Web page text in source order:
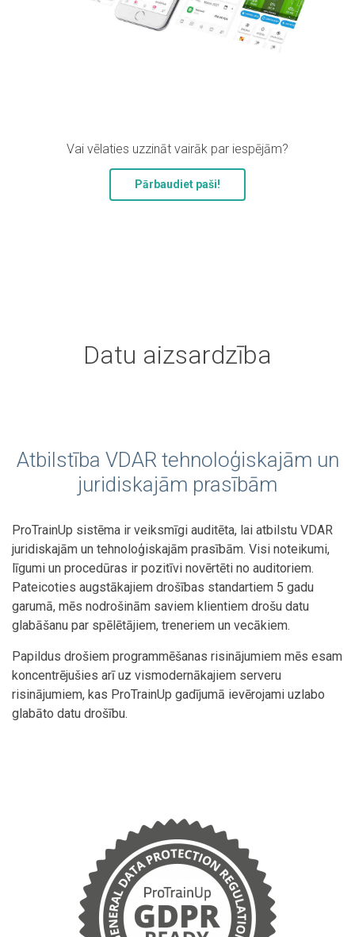
Vai vēlaties uzzināt vairāk par iespējām?
Pārbaudiet paši!
Datu aizsardzība
Atbilstība VDAR tehnoloģiskajām un
juridiskajām prasībām
ProTrainUp sistēma ir veiksmīgi auditēta, lai atbilstu VDAR
juridiskajām un tehnoloģiskajām prasībām. Visi noteikumi,
līgumi un procedūras ir pozitīvi novērtēti no auditoriem.
Pateicoties augstākajiem drošības standartiem 5 gadu
garumā, mēs nodrošinām saviem klientiem drošu datu
glabāšanu par spēlētājiem, treneriem un vecākiem.
Papildus drošiem programmēšanas risinājumiem mēs esam
koncentrējušies arī uz vismodernākajiem serveru
risinājumiem, kas ProTrainUp gadījumā ievērojami uzlabo
glabāto datu drošību.